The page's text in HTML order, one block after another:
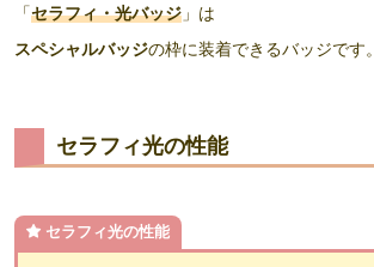
「セラフィ・光バッジ 」は
スペシャルバッジの枠に装着できるバッジです。
セラフィ光の性能
セラフィ光の性能